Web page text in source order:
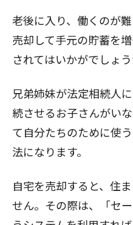
老後に入り、働くのが
売却して手元の貯蓄を
されてはいかがでしょう
兄弟姉妹が法定相続人
続させるお子さんがい
て自分たちのために使
法になります。
自宅を売却すると、住
せん。その際は、「セ